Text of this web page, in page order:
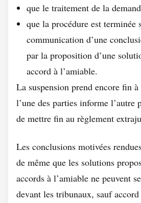
que le traitement de la
que la procédure est terminée
communication d’une
par la proposition d’une
accord à l’amiable.
La suspension prend encore fin
l’une des parties informe l’autre
de mettre fin au règlement
Les conclusions motivées
de même que les solutions
accords à l’amiable ne peuvent
devant les tribunaux, sauf